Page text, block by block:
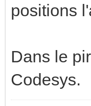
positions
Dans le
Codesys.